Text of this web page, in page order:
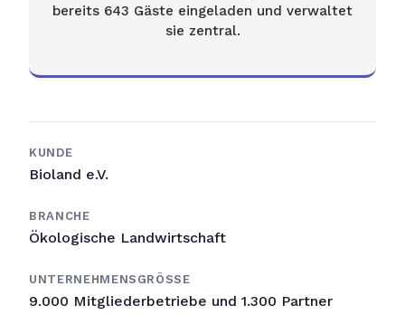
bereits 643 Gäste eingeladen und verwaltet
sie zentral.
KUNDE
Bioland e.V.
BRANCHE
Ökologische Landwirtschaft
UNTERNEHMENSGRÖSSE
9.000 Mitgliederbetriebe und 1.300 Partner